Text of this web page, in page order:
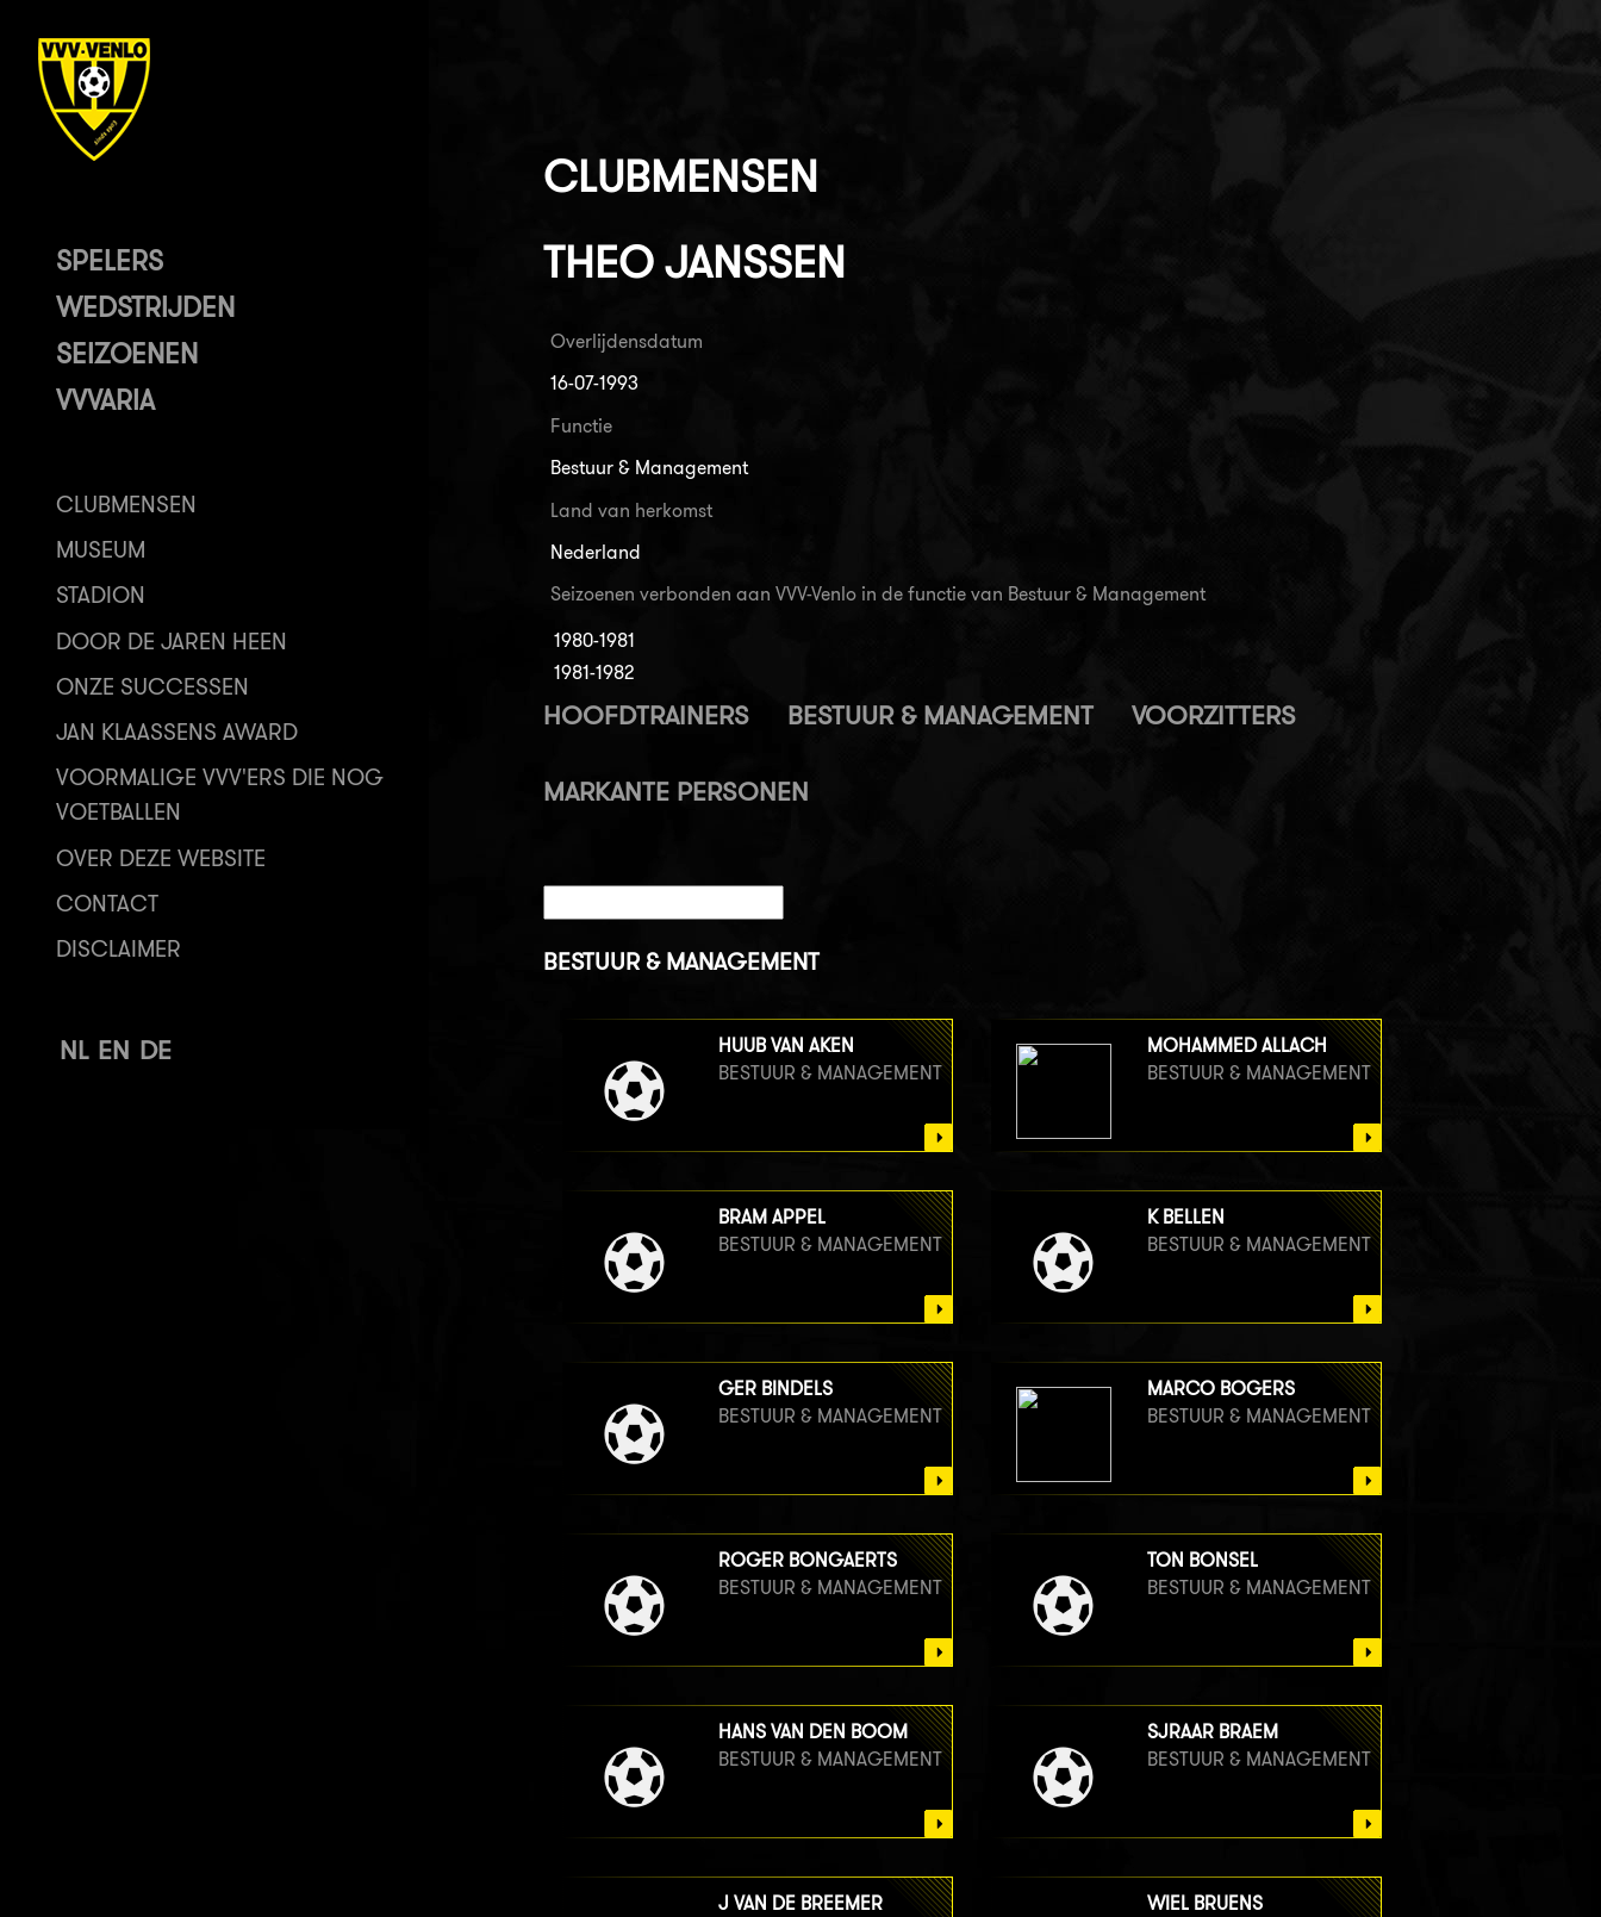
SPELERS
WEDSTRIJDEN
SEIZOENEN
VVVARIA
CLUBMENSEN
MUSEUM
STADION
DOOR DE JAREN HEEN
ONZE SUCCESSEN
JAN KLAASSENS AWARD
VOORMALIGE VVV'ERS DIE NOG
VOETBALLEN
OVER DEZE WEBSITE
CONTACT
DISCLAIMER
NL EN DE
CLUBMENSEN
THEO JANSSEN
Overlijdensdatum
16-07-1993
Functie
Bestuur & Management
Land van herkomst
Nederland
Seizoenen verbonden aan VVV-Venlo in de functie van Bestuur & Management
1980-1981
1981-1982
HOOFDTRAINERS BESTUUR & MANAGEMENT VOORZITTERS
MARKANTE PERSONEN
BESTUUR & MANAGEMENT
HUUB VAN AKEN
BESTUUR & MANAGEMENT
MOHAMMED ALLACH
BESTUUR & MANAGEMENT
BRAM APPEL
BESTUUR & MANAGEMENT
K BELLEN
BESTUUR & MANAGEMENT
GER BINDELS
BESTUUR & MANAGEMENT
MARCO BOGERS
BESTUUR & MANAGEMENT
ROGER BONGAERTS
BESTUUR & MANAGEMENT
TON BONSEL
BESTUUR & MANAGEMENT
HANS VAN DEN BOOM
BESTUUR & MANAGEMENT
SJRAAR BRAEM
BESTUUR & MANAGEMENT
J VAN DE BREEMER
WIEL BRUENS